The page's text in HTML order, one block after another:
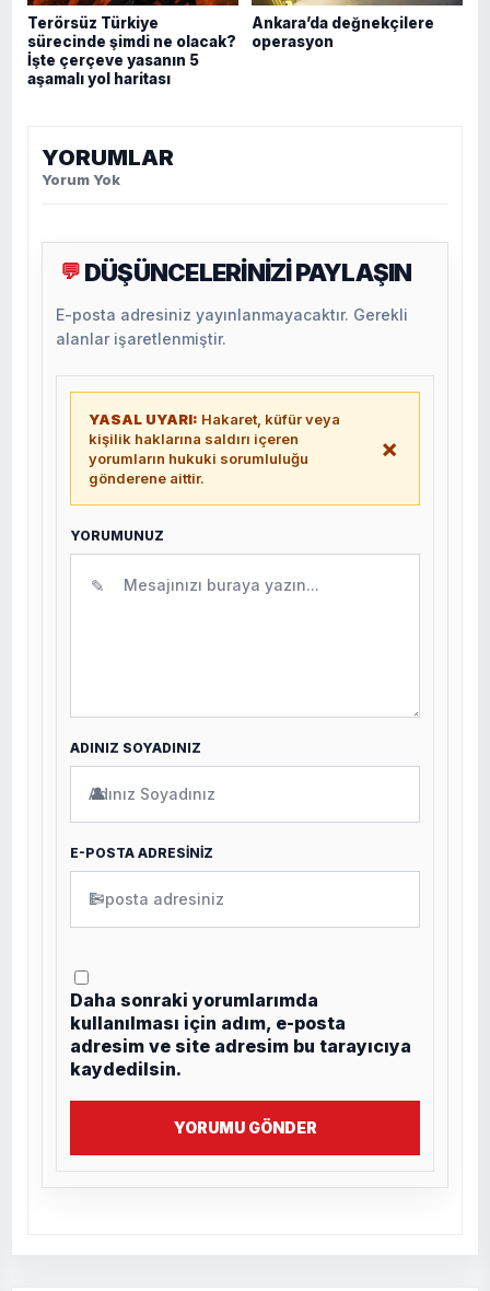
Terörsüz Türkiye
sürecinde şimdi ne olacak?
İşte çerçeve yasanın 5
aşamalı yol haritası
Ankara’da değnekçilere
operasyon
YORUMLAR
Yorum Yok
💬 DÜŞÜNCELERİNİZİ PAYLAŞIN
E-posta adresiniz yayınlanmayacaktır. Gerekli
alanlar işaretlenmiştir.
YASAL UYARI: Hakaret, küfür veya
kişilik haklarına saldırı içeren
yorumların hukuki sorumluluğu
gönderene aittir.
×
YORUMUNUZ
✎
ADINIZ SOYADINIZ
👤
E-POSTA ADRESİNİZ
✉
Daha sonraki yorumlarımda
kullanılması için adım, e-posta
adresim ve site adresim bu tarayıcıya
kaydedilsin.
YORUMU GÖNDER